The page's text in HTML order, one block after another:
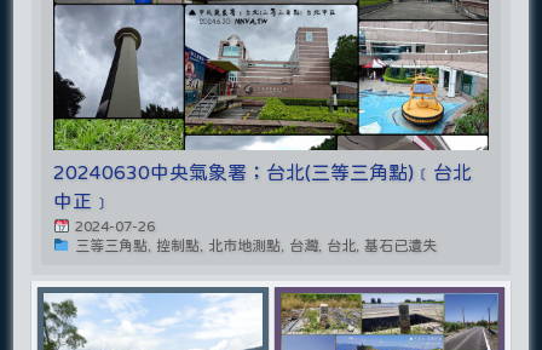
20240630中央氣象署；台北(三等三角點)﹝台北
中正﹞
2024-07-26
三等三角點, 控制點, 北市地測點, 台灣, 台北, 基石已遺失